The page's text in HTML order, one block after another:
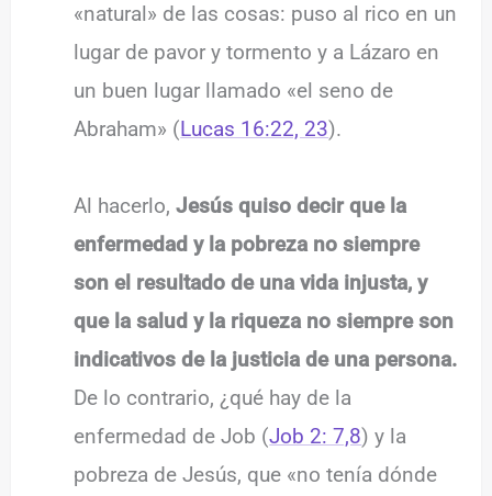
«natural» de las cosas: puso al rico en un
lugar de pavor y tormento y a Lázaro en
un buen lugar llamado «el seno de
Abraham» (Lucas 16:22, 23).
Al hacerlo,Jesús quiso decir que la
enfermedad y la pobreza no siempre
son el resultado de una vida injusta, y
que la salud y la riqueza no siempre son
indicativos de la justicia de una persona.
De lo contrario, ¿qué hay de la
enfermedad de Job (Job 2: 7,8) y la
pobreza de Jesús, que «no tenía dónde